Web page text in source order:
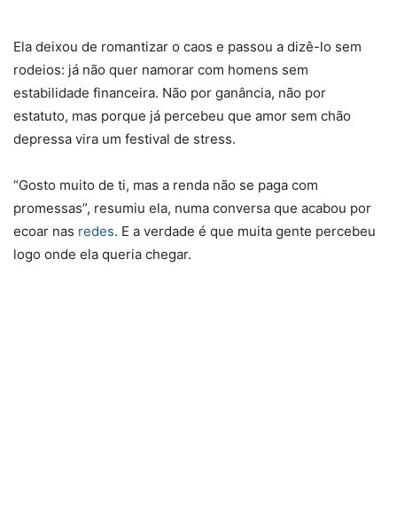
Ela deixou de romantizar o caos e passou a dizê-lo sem
rodeios: já não quer namorar com homens sem
estabilidade financeira. Não por ganância, não por
estatuto, mas porque já percebeu que amor sem chão
depressa vira um festival de stress.
“Gosto muito de ti, mas a renda não se paga com
promessas”, resumiu ela, numa conversa que acabou por
ecoar nas redes. E a verdade é que muita gente percebeu
logo onde ela queria chegar.